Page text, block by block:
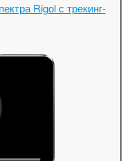
Rigol с трекинг-